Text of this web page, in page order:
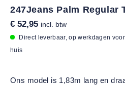
247Jeans Palm Regular
€ 52,95 incl. btw
Direct leverbaar, op werkdagen
huis
Ons model is 1,83m lang en